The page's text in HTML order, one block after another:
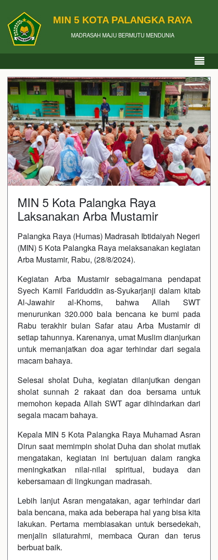
MIN 5 KOTA PALANGKA RAYA
MADRASAH MAJU BERMUTU MENDUNIA
MIN 5 Kota Palangka Raya
Laksanakan Arba Mustamir
Palangka Raya (Humas) Madrasah Ibtidaiyah Negeri
(MIN) 5 Kota Palangka Raya melaksanakan kegiatan
Arba Mustamir, Rabu, (28/8/2024).
Kegiatan Arba Mustamir sebagaimana pendapat
Syech Kamil Fariduddin as-Syukarjanji dalam kitab
Al-Jawahir al-Khoms, bahwa Allah SWT
menurunkan 320.000 bala bencana ke bumi pada
Rabu terakhir bulan Safar atau Arba Mustamir di
setiap tahunnya. Karenanya, umat Muslim dianjurkan
untuk memanjatkan doa agar terhindar dari segala
macam bahaya.
Selesai sholat Duha, kegiatan dilanjutkan dengan
sholat sunnah 2 rakaat dan doa bersama untuk
memohon kepada Allah SWT agar dihindarkan dari
segala macam bahaya.
Kepala MIN 5 Kota Palangka Raya Muhamad Asran
Dirun saat memimpin sholat Duha dan sholat mutlak
mengatakan, kegiatan ini bertujuan dalam rangka
meningkatkan nilai-nilai spiritual, budaya dan
kebersamaan di lingkungan madrasah.
Lebih lanjut Asran mengatakan, agar terhindar dari
bala bencana, maka ada beberapa hal yang bisa kita
lakukan. Pertama membiasakan untuk bersedekah,
menjalin silaturahmi, membaca Quran dan terus
berbuat baik.